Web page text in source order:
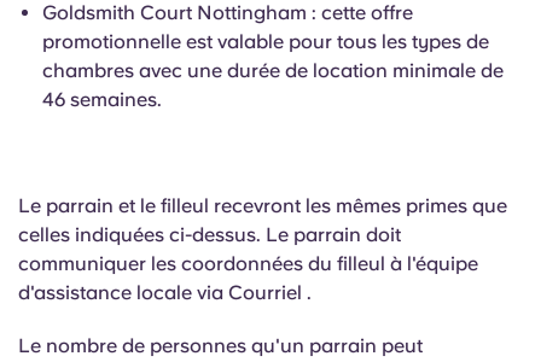
Goldsmith Court Nottingham : cette offre
promotionnelle est valable pour tous les types de
chambres avec une durée de location minimale de
46 semaines.
Le parrain et le filleul recevront les mêmes primes que
celles indiquées ci-dessus. Le parrain doit
communiquer les coordonnées du filleul à l'équipe
d'assistance locale via Courriel .
Le nombre de personnes qu'un parrain peut